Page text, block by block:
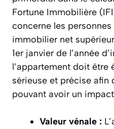
Fortune Immobilière
concerne les
immobilier net
1er janvier de l’année
l’appartement doit être
sérieuse et précise afin
pouvant avoir un
Valeur vénale :